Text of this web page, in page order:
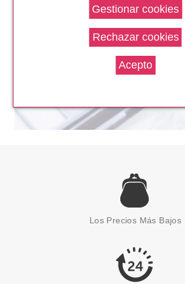
-47% 64.95€
LACOSTE
LACOSTE BOOSTER EDT 125
ML
38.70€
Los Precios Más Bajos